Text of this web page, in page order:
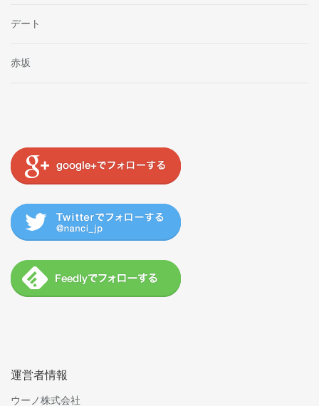
デート
赤坂
運営者情報
ウーノ株式会社